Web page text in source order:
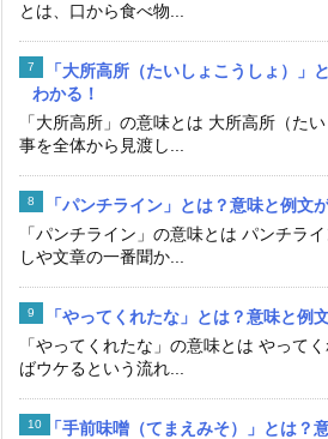
とは、口から食べ物...
「大所高所（たいしょこうしょ）」
わかる！
「大所高所」の意味とは 大所高所（た
事を全体から見渡し...
「パンチライン」とは？意味と例文
「パンチライン」の意味とは パンチラ
しや文章の一番聞か...
「やってくれたな」とは？意味と例
「やってくれたな」の意味とは やって
ばウケるという流れ...
「手前味噌（てまえみそ）」とは？